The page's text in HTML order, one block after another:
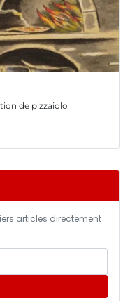
de pizzaiolo
articles directement